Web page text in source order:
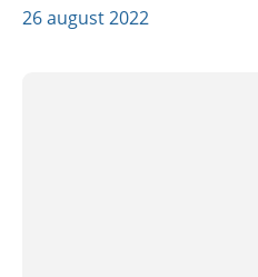
26 august 2022